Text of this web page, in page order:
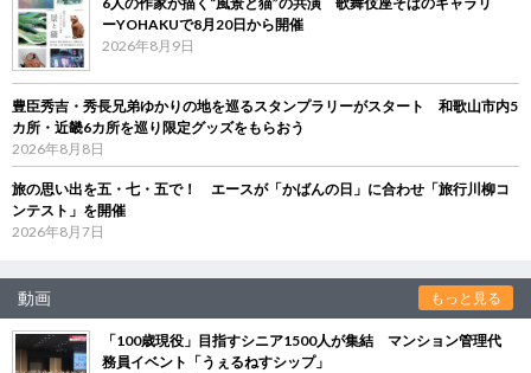
ーYOHAKUで8月20日から開催
2026年8月9日
豊臣秀吉・秀長兄弟ゆかりの地を巡るスタンプラリーがスタート 和歌山市内5
カ所・近畿6カ所を巡り限定グッズをもらおう
2026年8月8日
旅の思い出を五・七・五で！ エースが「かばんの日」に合わせ「旅行川柳コ
ンテスト」を開催
2026年8月7日
動画 もっと見る
「100歳現役」目指すシニア1500人が集結 マンション管理代
務員イベント「うぇるねすシップ」